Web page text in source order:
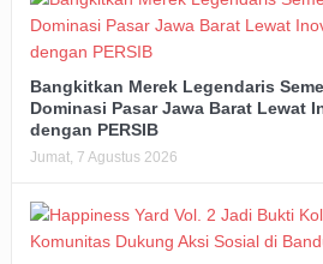
Bangkitkan Merek Legendaris
Dominasi Pasar Jawa Barat Lewat
dengan PERSIB
Jumat, 7 Agustus 2026